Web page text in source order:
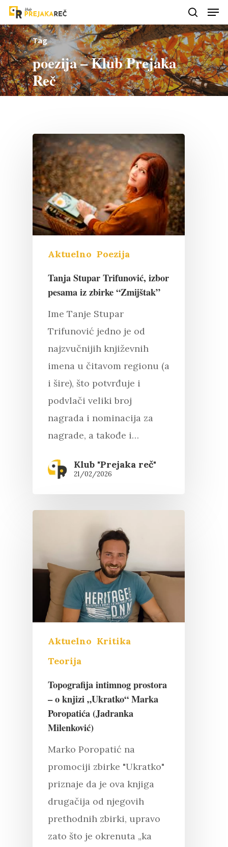
"Esc" da izađete
Tag
poezija – Klub Prejaka
Reč
Aktuelno Poezija
Tanja Stupar Trifunović, izbor
pesama iz zbirke “Zmijštak”
Ime Tanje Stupar
Trifunović jedno je od
najzvučnijih književnih
imena u čitavom regionu (a
i šire), što potvrđuje i
podvlači veliki broj
nagrada i nominacija za
nagrade, a takođe i…
Klub "Prejaka reč"
21/02/2026
Aktuelno Kritika
Teorija
Topografija intimnog prostora
– o knjizi „Ukratko“ Marka
Poropatića (Jadranka
Milenković)
Marko Poropatić na
promociji zbirke "Ukratko"
priznaje da je ova knjiga
drugačija od njegovih
prethodnih zbirki, upravo
zato što je okrenuta „ka